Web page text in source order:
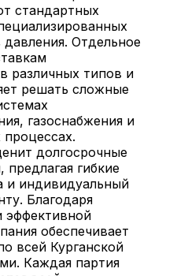
стандартных
Отдельное
различных типов и
решать сложные
газоснабжения и
процессах.
долгосрочные
гибкие
и индивидуальный
Благодаря
эффективной
обеспечивает
всей Курганской
Каждая партия